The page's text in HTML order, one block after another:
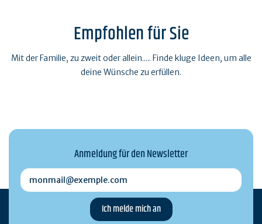
Empfohlen für Sie
Mit der Familie, zu zweit oder allein..... Finde kluge Ideen, um alle
deine Wünsche zu erfüllen.
Anmeldung für den Newsletter
monmail@exemple.com